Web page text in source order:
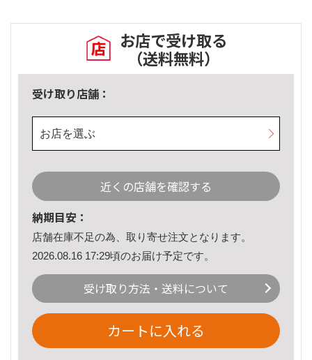
お店で受け取る
（送料無料）
受け取り店舗：
お店を選ぶ
近くの店舗を確認する
納期目安：
店舗在庫不足の為、取り寄せ注文となります。
2026.08.16 17:29頃のお届け予定です。
受け取り方法・送料について
カートに入れる